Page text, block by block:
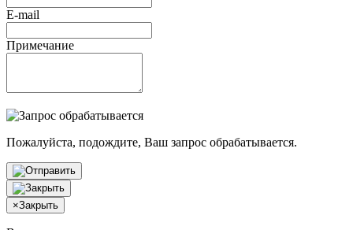
E-mail
Примечание
Пожалуйста, подождите, Ваш запрос обрабатывается.
×Закрыть